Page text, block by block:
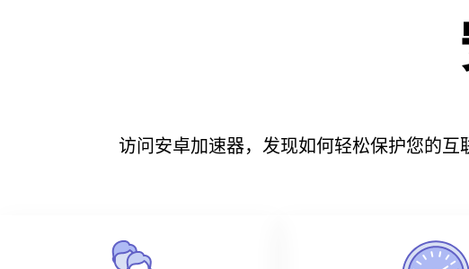
访问安卓加速器，发现如何轻松保护您的互